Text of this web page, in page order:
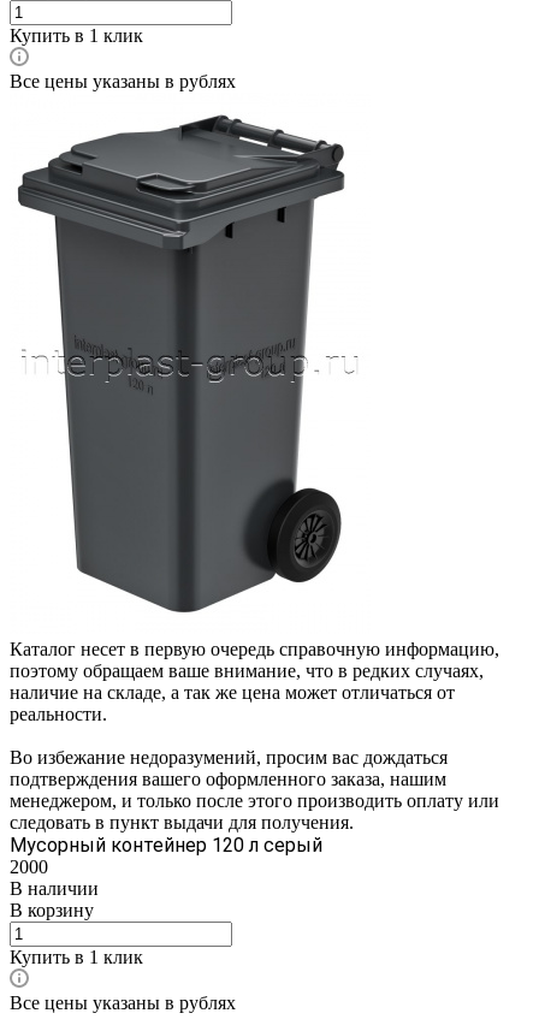
Купить в 1 клик
Все цены указаны в рублях
Каталог несет в первую очередь справочную информацию,
поэтому обращаем ваше внимание, что в редких случаях,
наличие на складе, а так же цена может отличаться от
реальности.
Во избежание недоразумений, просим вас дождаться
подтверждения вашего оформленного заказа, нашим
менеджером, и только после этого производить оплату или
следовать в пункт выдачи для получения.
Мусорный контейнер 120 л серый
2000
В наличии
В корзину
Купить в 1 клик
Все цены указаны в рублях